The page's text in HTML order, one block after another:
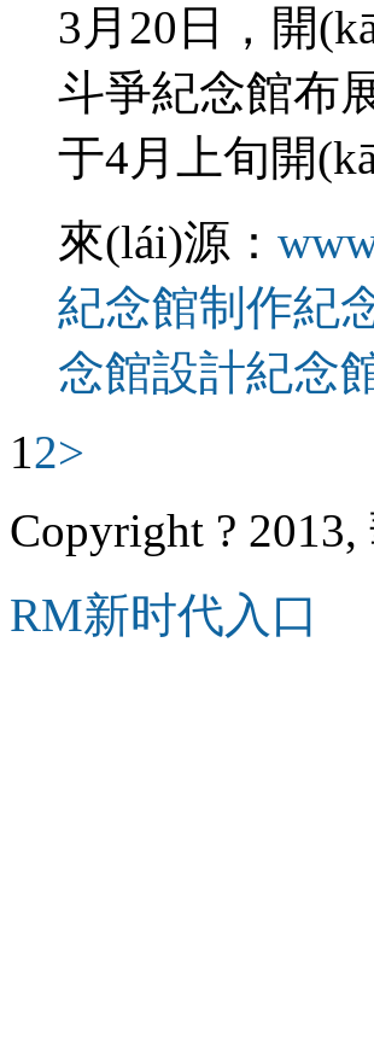
3月20日
斗爭紀念館布展
于4月上旬開(kāi)
來(lái)源：
紀念館制作紀
念館設計紀念
12>
Copyright ?
RM新时代入口